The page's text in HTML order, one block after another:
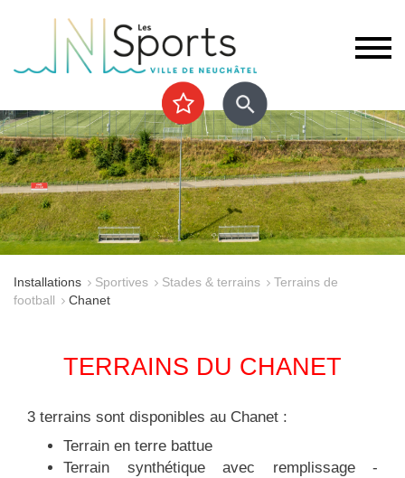
Installations Sportives Stades & terrains
Terrains de
football
Chanet
TERRAINS DU CHANET
3 terrains sont disponibles au Chanet :
Terrain en terre battue
Terrain synthétique avec remplissage -